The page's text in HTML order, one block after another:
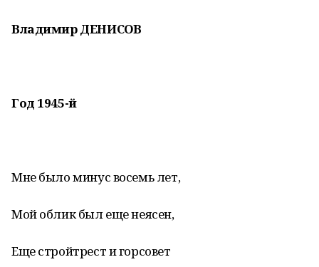
Владимир ДЕНИСОВ
Год 1945-й
Мне было минус восемь лет,
Мой облик был еще неясен,
Еще стройтрест и горсовет